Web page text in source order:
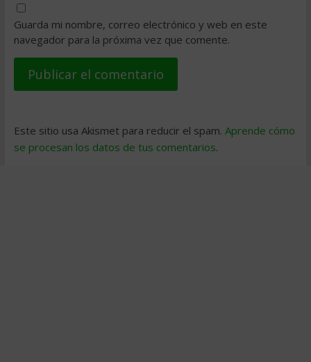
Guarda mi nombre, correo electrónico y web en este
navegador para la próxima vez que comente.
Este sitio usa Akismet para reducir el spam. Aprende cómo
se procesan los datos de tus comentarios.